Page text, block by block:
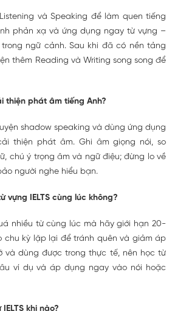
và Speaking để làm quen tiếng
phản xạ và ứng dụng ngay từ vựng –
ngữ cảnh. Sau khi đã có nền tảng
thêm Reading và Writing song song để
thiện phát âm tiếng Anh?
shadow speaking và dùng ứng dụng
thiện phát âm. Ghi âm giọng nói, so
chú ý trọng âm và ngữ điệu; đừng lo về
người nghe hiểu bạn.
vựng IELTS cùng lúc không?
nhiều từ cùng lúc mà hãy giới hạn 20-
chu kỳ lặp lại để tránh quên và giảm áp
và dùng được trong thực tế, nên học từ
ví dụ và áp dụng ngay vào nói hoặc
khi nào?